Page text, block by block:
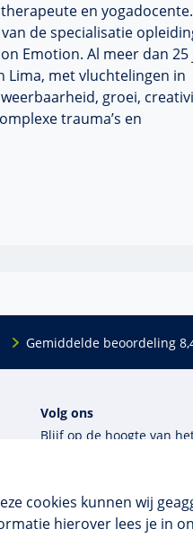
cookies kunnen wij
hierover lees je in
en
de specialisatie
Emotion. Al meer dan 25
Lima, met vluchtelingen in
groei,
trauma’s en
Gemiddelde beoordeling
Volg ons
Blijf op de hoogte van
Inschrijven